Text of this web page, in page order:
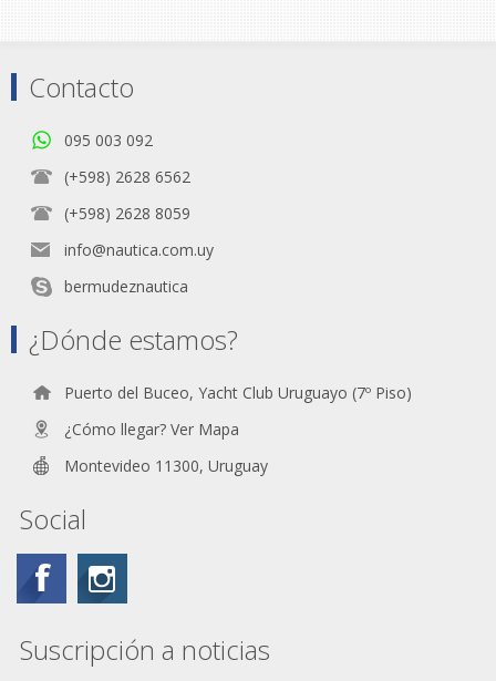
Contacto
095 003 092
(+598) 2628 6562
(+598) 2628 8059
info@nautica.com.uy
bermudeznautica
¿Dónde estamos?
Puerto del Buceo, Yacht Club Uruguayo (7º Piso)
¿Cómo llegar? Ver Mapa
Montevideo 11300, Uruguay
Social
Suscripción a noticias